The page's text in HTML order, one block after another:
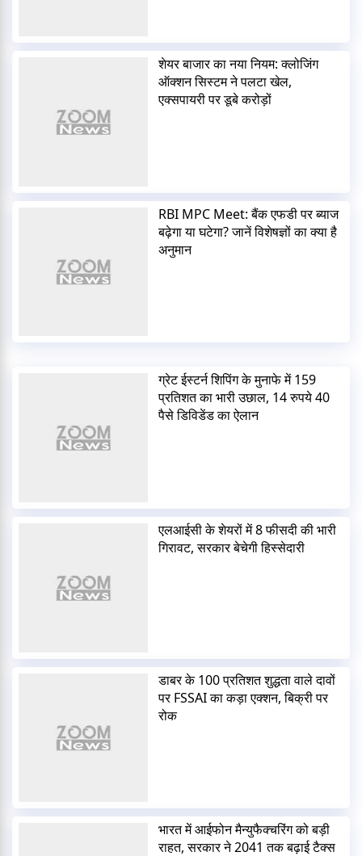
शेयर बाजार का नया नियम: क्लोजिंग
ऑक्शन सिस्टम ने पलटा खेल,
एक्सपायरी पर डूबे करोड़ों
RBI MPC Meet: बैंक एफडी पर ब्याज
बढ़ेगा या घटेगा? जानें विशेषज्ञों का क्या है
अनुमान
ग्रेट ईस्टर्न शिपिंग के मुनाफे में 159
प्रतिशत का भारी उछाल, 14 रुपये 40
पैसे डिविडेंड का ऐलान
एलआईसी के शेयरों में 8 फीसदी की भारी
गिरावट, सरकार बेचेगी हिस्सेदारी
डाबर के 100 प्रतिशत शुद्धता वाले दावों
पर FSSAI का कड़ा एक्शन, बिक्री पर
रोक
भारत में आईफोन मैन्युफैक्चरिंग को बड़ी
राहत, सरकार ने 2041 तक बढ़ाई टैक्स